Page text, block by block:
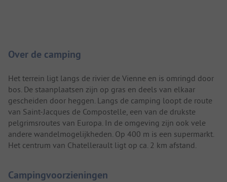
Over de camping
Het terrein ligt langs de rivier de Vienne en is omringd door
bos. De staanplaatsen zijn op gras en deels van elkaar
gescheiden door heggen. Langs de camping loopt de route
van Saint-Jacques de Compostelle, een van de drukste
pelgrimsroutes van Europa. In de omgeving zijn ook vele
andere wandelmogelijkheden. Op 400 m is een supermarkt.
Het centrum van Chatellerault ligt op ca. 2 km afstand.
Campingvoorzieningen